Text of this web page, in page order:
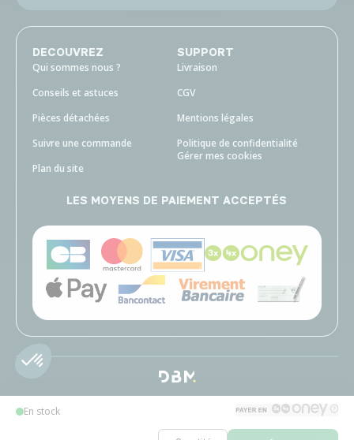
En stock
DECOUVREZ
Qui sommes nous ?
Conseils et astuces
Pièces détachées
Suivre une commande
Plan du site
SUPPORT
Livraison
CGV
Mentions légales
Politique de confidentialité
Gérer mes cookies
LES MOYENS DE PAIEMENT ACCEPTÉS